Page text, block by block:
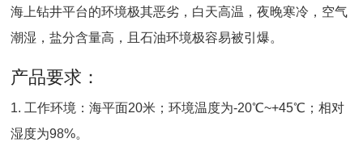
海上钻井平台的环境极其恶劣，白天高温，夜晚寒冷，空气
潮湿，盐分含量高，且石油环境极容易被引爆。
产品要求：
1. 工作环境：海平面20米；环境温度为-20℃~+45℃；相对
湿度为98%。